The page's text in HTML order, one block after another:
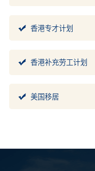
香港专才计划
香港补充劳工计划
美国移居